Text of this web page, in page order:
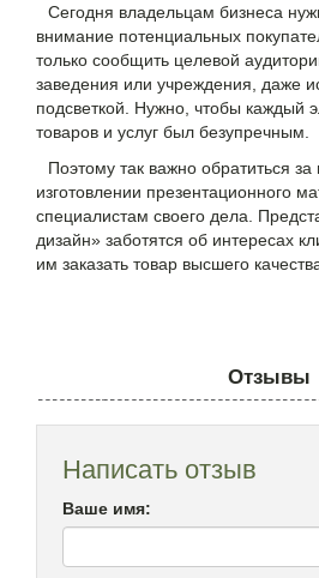
Сегодня владельцам бизнеса
внимание потенциальных
только сообщить целевой
заведения или учреждения, даже
подсветкой. Нужно, чтобы каждый
товаров и услуг был безупречным.
Поэтому так важно обратиться
изготовлении презентационного
специалистам своего дела.
дизайн» заботятся об интересах
им заказать товар высшего
Отзывы
Написать отзыв
Ваше имя: